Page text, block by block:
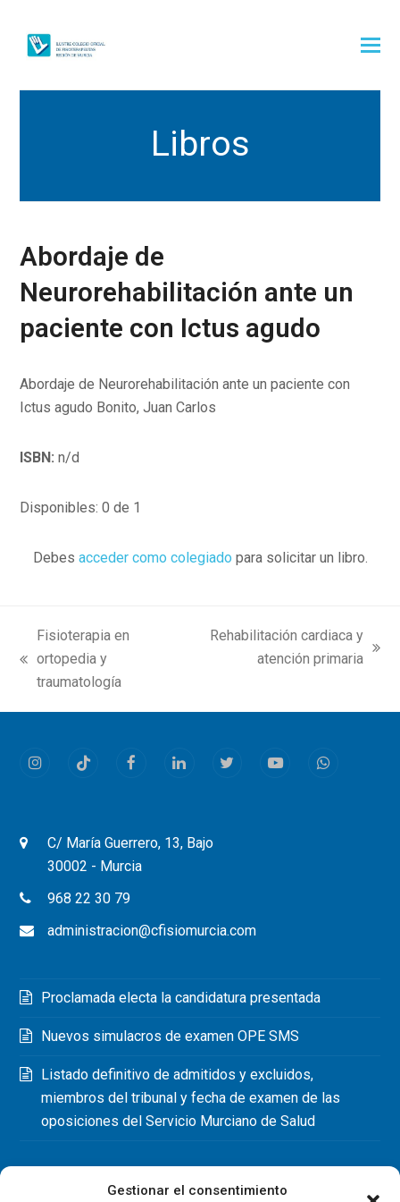
Gestionar el consentimiento
Libros
Abordaje de
Neurorehabilitación ante un
paciente con Ictus agudo
Abordaje de Neurorehabilitación ante un paciente con
Ictus agudo Bonito, Juan Carlos
ISBN: n/d
Disponibles: 0 de 1
Debes acceder como colegiado para solicitar un libro.
previous
post:
Fisioterapia en
ortopedia y
traumatología
Rehabilitación cardiaca y
atención primaria
InstagramTiktok FacebookLinkedInTwitterYoutubeWhatsapp
C/ María Guerrero, 13, Bajo
30002 - Murcia
968 22 30 79
administracion@cfisiomurcia.com
Proclamada electa la candidatura presentada
Nuevos simulacros de examen OPE SMS
Listado definitivo de admitidos y excluidos,
miembros del tribunal y fecha de examen de las
oposiciones del Servicio Murciano de Salud